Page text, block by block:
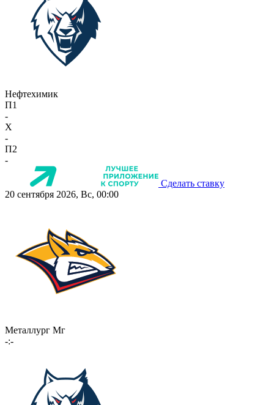
Нефтехимик
П1
-
X
-
П2
-
Сделать ставку
20 сентября 2026, Вс, 00:00
Металлург Мг
-:-